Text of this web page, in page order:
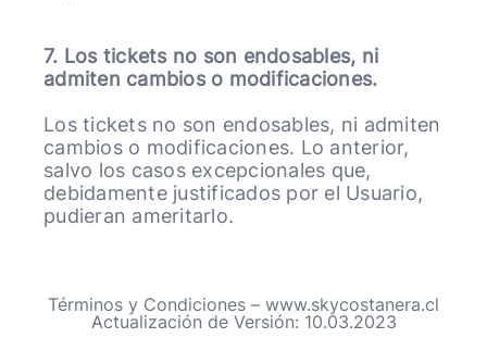
7. Los tickets no son endosables, ni
admiten cambios o modificaciones.
Los tickets no son endosables, ni admiten
cambios o modificaciones. Lo anterior,
salvo los casos excepcionales que,
debidamente justificados por el Usuario,
pudieran ameritarlo.
Términos y Condiciones – www.skycostanera.cl
Actualización de Versión: 10.03.2023